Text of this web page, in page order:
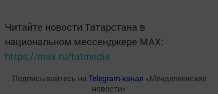
Читайте новости Татарстана в
национальном мессенджере MАХ:
https://max.ru/tatmedia
Подписывайтесь на Telegram-канал «Менделеевские
новости»